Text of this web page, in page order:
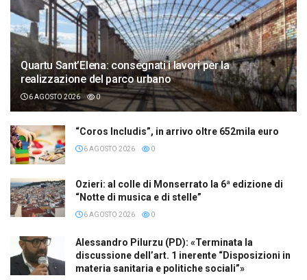
Quartu Sant’Elena: consegnati i lavori per la
realizzazione del parco urbano
6 AGOSTO 2026 0
“Coros Includis”, in arrivo oltre 652mila euro
6 AGOSTO 2026 0
Ozieri: al colle di Monserrato la 6ª edizione di
“Notte di musica e di stelle”
6 AGOSTO 2026 0
Alessandro Pilurzu (PD): «Terminata la
discussione dell’art. 1 inerente “Disposizioni in
materia sanitaria e politiche sociali”»